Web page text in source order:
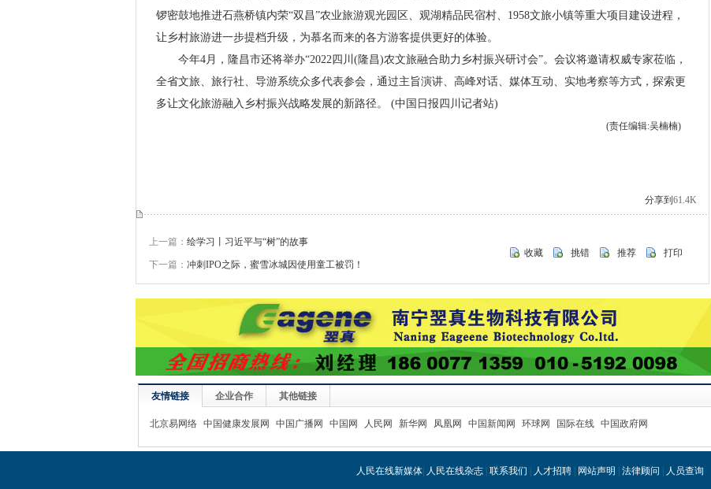
锣密鼓地推进石燕桥镇内荣“双昌”农业旅游观光园区、观湖精品民宿村、1958文旅小镇等重大项目建设进程，
让乡村旅游进一步提档升级，为慕名而来的各方游客提供更好的体验。
今年4月，隆昌市还将举办“2022四川(隆昌)农文旅融合助力乡村振兴研讨会”。会议将邀请权威专家莅临，
全省文旅、旅行社、导游系统众多代表参会，通过主旨演讲、高峰对话、媒体互动、实地考察等方式，探索更
多让文化旅游融入乡村振兴战略发展的新路径。 (中国日报四川记者站)
(责任编辑:吴楠楠)
分享到 61.4K
上一篇： 绘学习丨习近平与“树”的故事
下一篇： 冲刺IPO之际，蜜雪冰城因使用童工被罚！
收藏 挑错 推荐 打印
友情链接 企业合作 其他链接
北京易网络 中国健康发展网 中国广播网 中国网 人民网 新华网 凤凰网 中国新闻网 环球网 国际在线 中国政府网
人民在线新媒体| 人民在线杂志| 联系我们 人才招聘| 网站声明 法律顾问 人员查询